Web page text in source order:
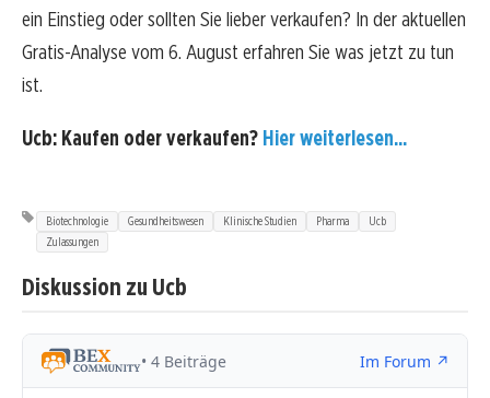
ein Einstieg oder sollten Sie lieber verkaufen? In der aktuellen
Gratis-Analyse vom 6. August erfahren Sie was jetzt zu tun
ist.
Ucb: Kaufen oder verkaufen? Hier weiterlesen...
Biotechnologie Gesundheitswesen Klinische Studien Pharma
Ucb
Zulassungen
Diskussion zu Ucb